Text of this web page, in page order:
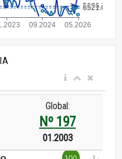
Global:
Nº 197
01.2003